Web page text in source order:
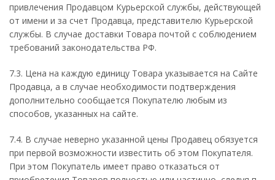
привлечения Продавцом Курьерской службы, действующей
от имени и за счет Продавца, представителю Курьерской
службы. В случае доставки Товара почтой с соблюдением
требований законодательства РФ.
7.3. Цена на каждую единицу Товара указывается на Сайте
Продавца, а в случае необходимости подтверждения
дополнительно сообщается Покупателю любым из
способов, указанных на сайте.
7.4. В случае неверно указанной цены Продавец обязуется
при первой возможности известить об этом Покупателя.
При этом Покупатель имеет право отказаться от